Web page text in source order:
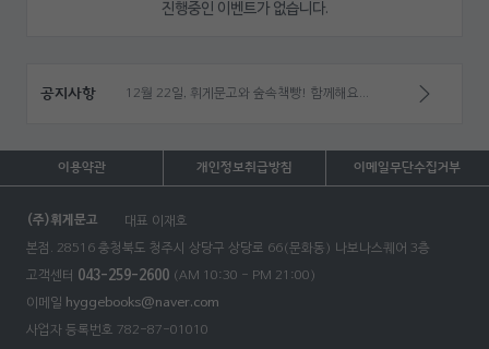
진행중인 이벤트가 없습니다.
공지사항 제 5회 저자강연회, 스피치그램 이고운의 내 삶을 바꾸는 '말의 체중조절'
이용약관 개인정보취급방침 이메일무단수집거부
(주)휘게문고
대표 이재호
본점. 28516 충청북도 청주시 상당구 상당로 66(문화동) 나보나스퀘어 3층
고객센터 043-259-2600 (AM 10:30 - PM 21:00)
이메일 hyggebooks@naver.com
사업자 등록번호 782-87-01010